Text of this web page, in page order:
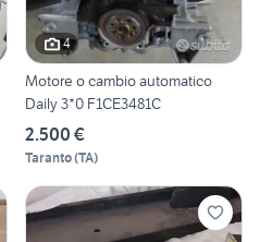
4
Motore o cambio automatico
Daily 3*0 F1CE3481C
2.500 €
Taranto(TA)